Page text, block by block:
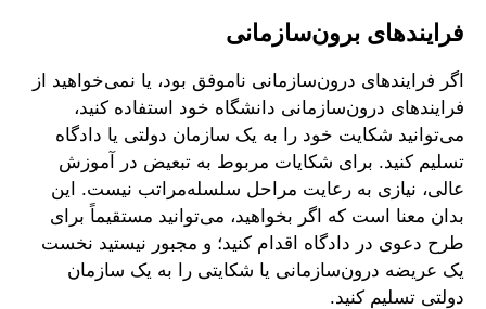
فرایندهای برون‌سازمانی
اگر فرایندهای درون‌سازمانی ناموفق بود، یا نمی‌خواهید از
فرایندهای درون‌سازمانی دانشگاه خود استفاده کنید،
می‌توانید شکایت خود را به یک سازمان دولتی یا دادگاه
تسلیم کنید. برای شکایات مربوط به تبعیض در آموزش
عالی، نیازی به رعایت مراحل سلسله‌مراتب نیست. این
بدان معنا است که اگر بخواهید، می‌توانید مستقیماً برای
طرح دعوی در دادگاه اقدام کنید؛ و مجبور نیستید نخست
یک عریضه درون‌سازمانی یا شکایتی را به یک سازمان
دولتی تسلیم کنید.